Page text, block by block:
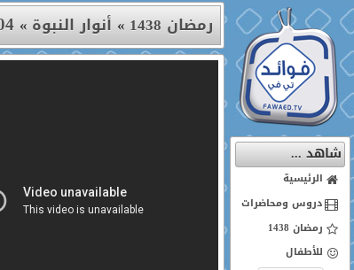
شاهد ...
الرئيسية
دروس ومحاضرات
رمضان 1438
للأطفال
رمضان 1438 » أنوار النبوة »
04 -